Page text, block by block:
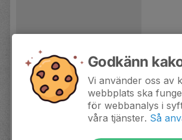
Godkänn
Vi använder oss av
webbplats ska
för webbanalys i
våra tjänster. Så